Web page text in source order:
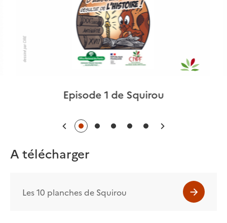
Episode 1 de Squirou
A télécharger
Les 10 planches de Squirou